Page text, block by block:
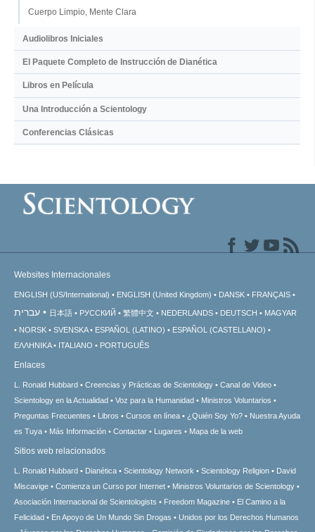
Cuerpo Limpio, Mente Clara
Audiolibros Iniciales
El Paquete Completo de Instrucción de Dianética
Libros en Película
Una Introducción a Scientology
Conferencias Clásicas
Websites Internacionales
ENGLISH (US/International) ENGLISH (United Kingdom) DANSK FRANÇAIS
עברית 日本語 РУССКИЙ 繁體中文 NEDERLANDS DEUTSCH
MAGYAR
NORSK
SVENSKA ESPAÑOL (LATINO)
ESPAÑOL (CASTELLANO)
ΕΛΛΗΝΙΚA
ITALIANO PORTUGUÊS
Enlaces
L. Ronald Hubbard Creencias y Prácticas de Scientology
Canal de Video
Scientology en la Actualidad
Voz para la Humanidad
Ministros Voluntarios
Preguntas Frecuentes
Libros Cursos en línea ¿Quién Soy Yo?
Nuestra Ayuda
es Tuya
Más Información Contactar Lugares Mapa de la web
Sitios web relacionados
L. Ronald Hubbard Dianética Scientology Network Scientology Religion
David
Miscavige
Comienza un Curso por Internet
Ministros Voluntarios de Scientology
Asociación Internacional de Scientologists
Freedom Magazine
El Camino a la
Felicidad
En Apoyo de Un Mundo Sin Drogas
Unidos por los Derechos Humanos